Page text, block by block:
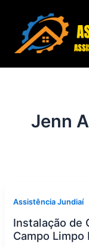
conteúdo
Jenn
Assistência Jundiaí
Instalação de
Campo